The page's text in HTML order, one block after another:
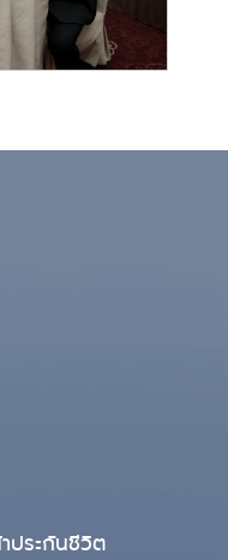
ประกันชีวิต